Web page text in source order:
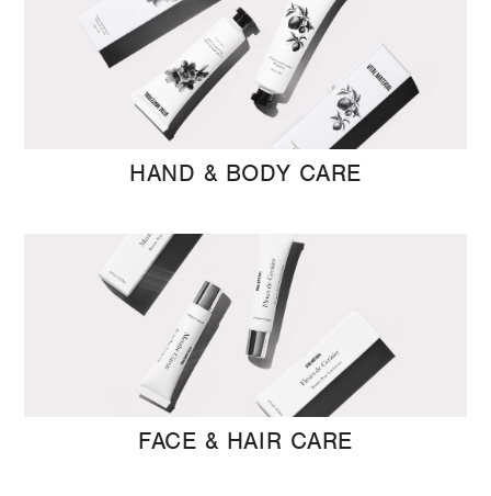
HAND & BODY CARE
FACE & HAIR CARE